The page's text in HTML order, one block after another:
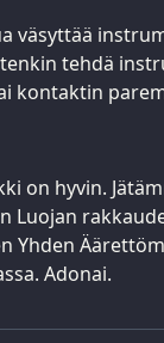
väsyttää
tehdä
kontaktin
on hyvin.
Luojan
Yhden
Adonai.